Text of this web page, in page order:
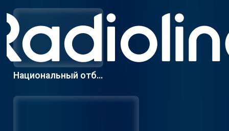
Национальный отбо